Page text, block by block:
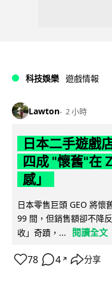
科技娛樂 遊戲情報
Lawton 2 小時
日本二手遊戲
四成 "懷舊"在
感」
日本零售巨頭 GEO 將懷
99 間，但銷售額卻不降
收」奇蹟，...
閱讀全文
78 4 ↗ 分享